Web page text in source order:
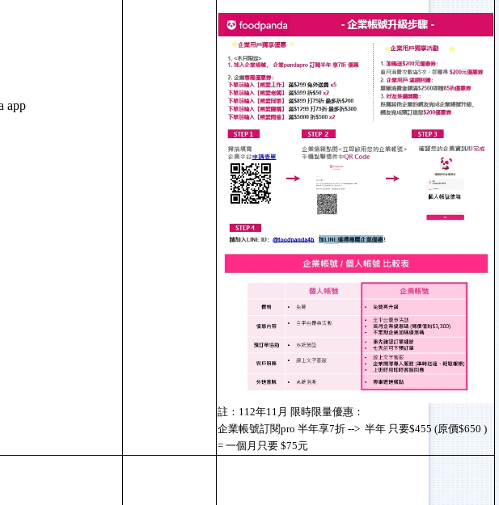
app
註：112年11月 限時限量優惠：
企業帳號訂閱pro 半年享7折 --> 半年 只要$455 (原價$650 )
= 一個月只要 $75元